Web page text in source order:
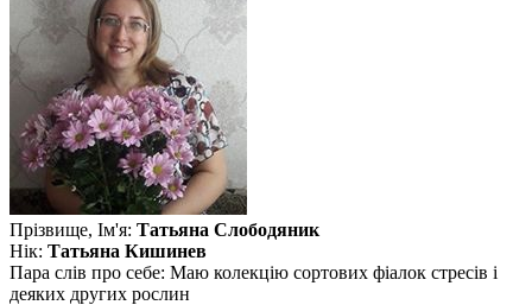
Прізвище, Ім'я: Татьяна Слободяник
Нік: Татьяна Кишинев
Пара слів про себе: Маю колекцію сортових фіалок стресів і
деяких других рослин